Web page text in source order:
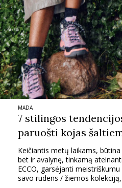
MADA
7 stilingos
paruošti kojas
Keičiantis metų laikams,
bet ir avalynę, tinkamą
ECCO, garsėjanti
savo rudens / žiemos